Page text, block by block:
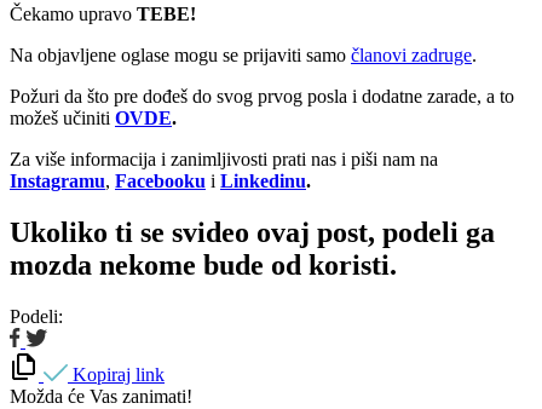
Čekamo upravo TEBE!
Na objavljene oglase mogu se prijaviti samo članovi zadruge.
Požuri da što pre dođeš do svog prvog posla i dodatne zarade, a to
možeš učiniti OVDE.
Za više informacija i zanimljivosti prati nas i piši nam na
Instagramu, Facebooku i Linkedinu.
Ukoliko ti se svideo ovaj post, podeli ga
mozda nekome bude od koristi.
Podeli:
Kopiraj link
Možda će Vas zanimati!